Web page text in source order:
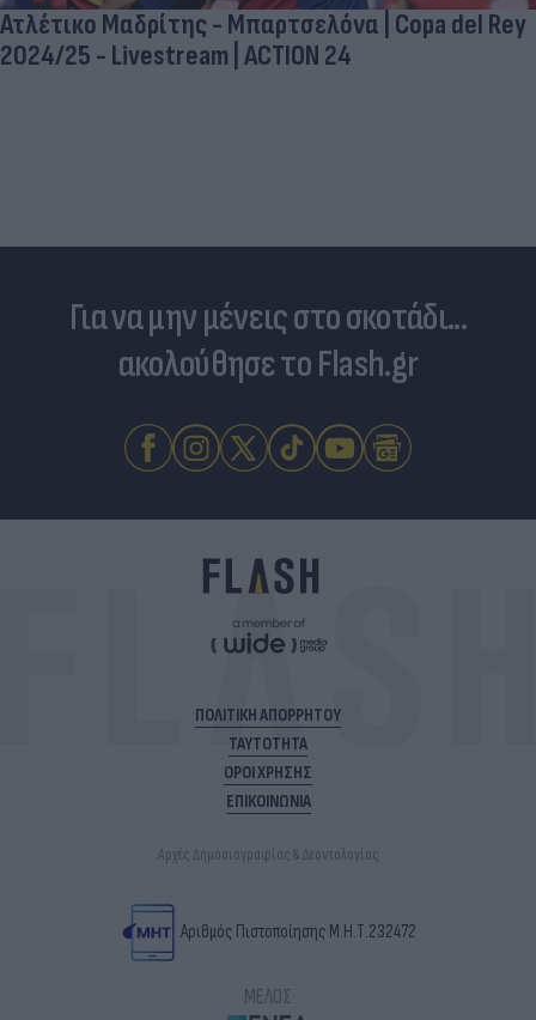
Ατλέτικο Μαδρίτης - Μπαρτσελόνα | Copa del Rey
2024/25 - Livestream | ACTION 24
Για να μην μένεις στο σκοτάδι...
ακολούθησε το Flash.gr
ΠΟΛΙΤΙΚΗ ΑΠΟΡΡΗΤΟΥ
ΤΑΥΤΟΤΗΤΑ
ΟΡΟΙ ΧΡΗΣΗΣ
ΕΠΙΚΟΙΝΩΝΙΑ
Αρχές Δημοσιογραφίας & Δεοντολογίας
Αριθμός Πιστοποίησης Μ.Η.Τ.232472
ΜΕΛΟΣ